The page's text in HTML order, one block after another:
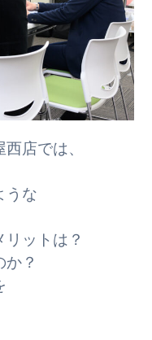
店では、
うな
ットは？
？